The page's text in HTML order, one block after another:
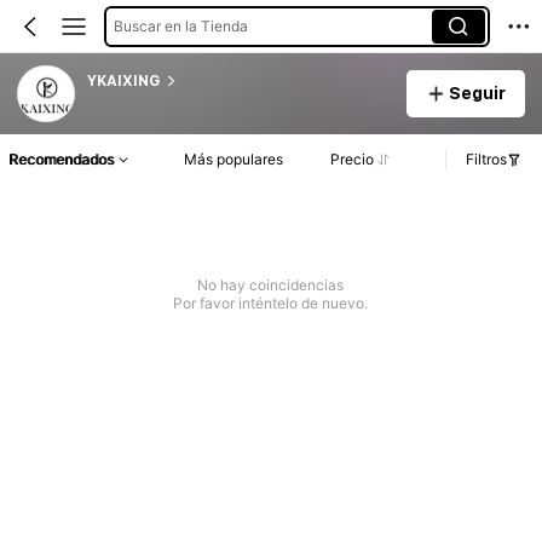
Buscar en la Tienda
YKAIXING
Seguir
Recomendados Más populares Precio Filtros
No hay coincidencias
Por favor inténtelo de nuevo.